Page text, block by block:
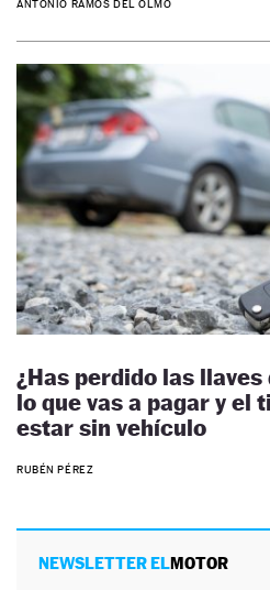
ANTONIO RAMOS DEL OLMO
¿Has perdido las
lo que vas a pagar y el
estar sin vehículo
RUBÉN PÉREZ
NEWSLETTER ELMOTOR